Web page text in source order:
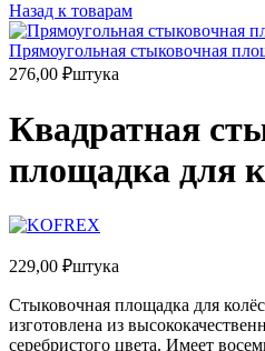
Назад к товарам
Прямоугольная стыковочная
276,00 ₽штука
Квадратная
площадка для
229,00 ₽штука
Стыковочная площадка для
изготовлена из
серебристого цвета. Имеет